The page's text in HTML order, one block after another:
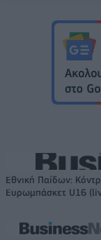
Εθνική Παίδων:
Ευρωμπάσκετ U16